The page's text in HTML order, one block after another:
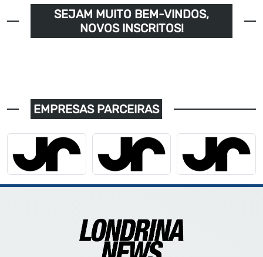
SEJAM MUITO BEM-VINDOS,
NOVOS INSCRITOS!
EMPRESAS PARCEIRAS